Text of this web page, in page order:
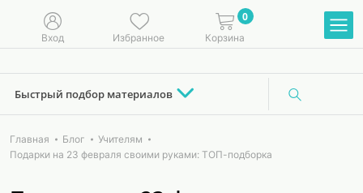
Вход Избранное
0
Корзина
Быстрый подбор материалов
Главная Блог
Учителям
Подарки на 23 февраля своими руками: ТОП-подборка